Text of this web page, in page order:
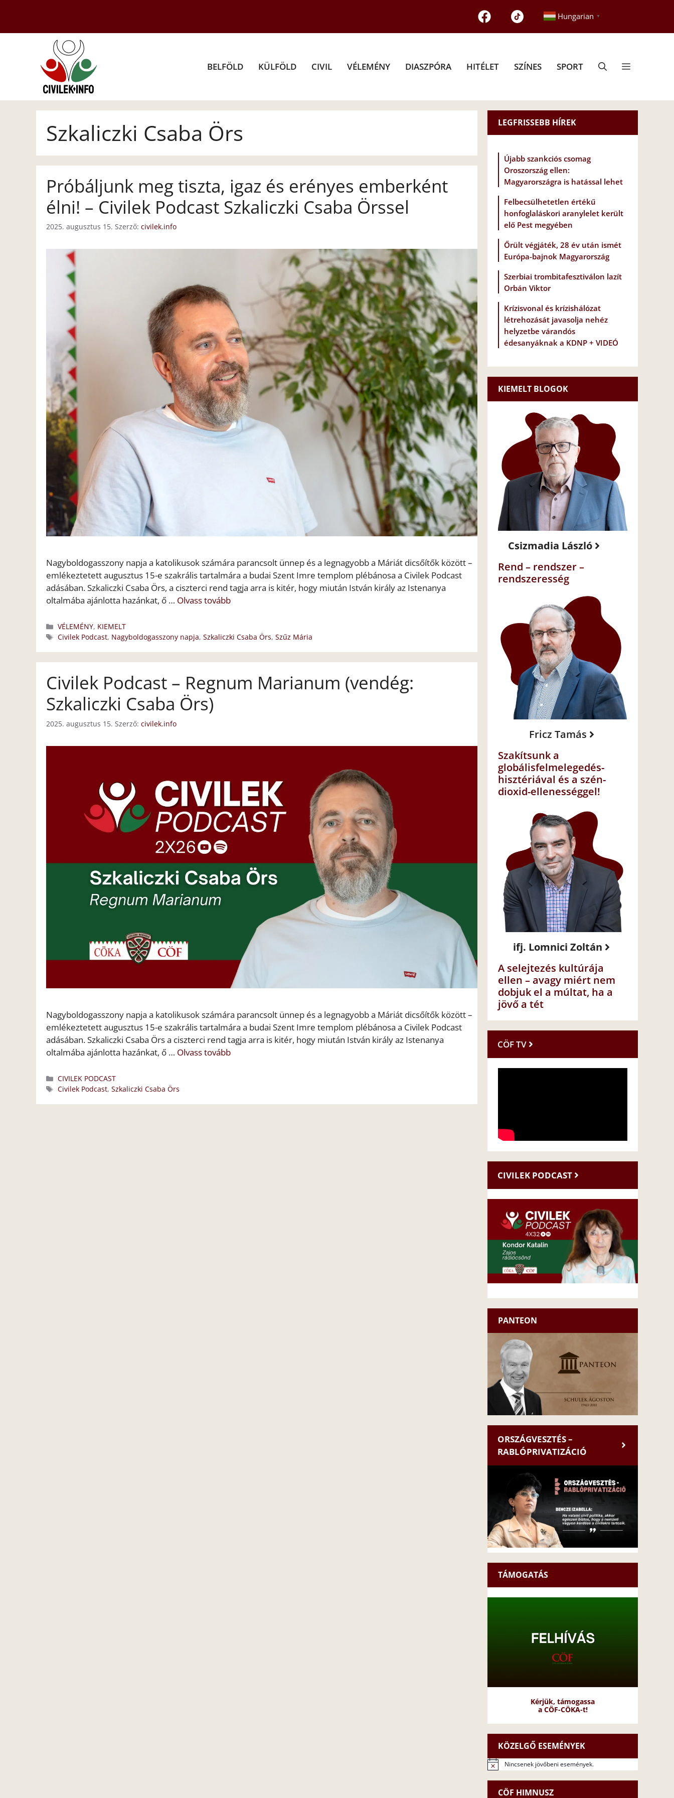
tartalomba
Hungarian ▼
BELFÖLD KÜLFÖLD CIVIL VÉLEMÉNY DIASZPÓRA HITÉLET SZÍNES SPORT
Szkaliczki Csaba Örs
Próbáljunk meg tiszta, igaz és erényes emberként
élni! – Civilek Podcast Szkaliczki Csaba Örssel
2025. augusztus 15. Szerző: civilek.info
Nagyboldogasszony napja a katolikusok számára parancsolt ünnep és a legnagyobb a Máriát dicsőítők között –
emlékeztetett augusztus 15-e szakrális tartalmára a budai Szent Imre templom plébánosa a Civilek Podcast
adásában. Szkaliczki Csaba Örs, a ciszterci rend tagja arra is kitér, hogy miután István király az Istenanya
oltalmába ajánlotta hazánkat, ő … Olvass tovább
Kategória
VÉLEMÉNY, KIEMELT
Címkék
Civilek Podcast, Nagyboldogasszony napja,Szkaliczki Csaba Örs,Szűz Mária
Civilek Podcast – Regnum Marianum (vendég:
Szkaliczki Csaba Örs)
2025. augusztus 15. Szerző: civilek.info
Nagyboldogasszony napja a katolikusok számára parancsolt ünnep és a legnagyobb a Máriát dicsőítők között –
emlékeztetett augusztus 15-e szakrális tartalmára a budai Szent Imre templom plébánosa a Civilek Podcast
adásában. Szkaliczki Csaba Örs a ciszterci rend tagja arra is kitér, hogy miután István király az Istenanya
oltalmába ajánlotta hazánkat, ő … Olvass tovább
Kategória
CIVILEK PODCAST
Címkék
Civilek Podcast,Szkaliczki Csaba Örs
LEGFRISSEBB HÍREK
Újabb szankciós csomag
Oroszország ellen:
Magyarországra is hatással lehet
Felbecsülhetetlen értékű
honfoglaláskori aranylelet került
elő Pest megyében
Őrült végjáték, 28 év után ismét
Európa-bajnok Magyarország
Szerbiai trombitafesztiválon lazít
Orbán Viktor
Krízisvonal és krízishálózat
létrehozását javasolja nehéz
helyzetbe várandós
édesanyáknak a KDNP + VIDEÓ
KIEMELT BLOGOK
Csizmadia László
Rend – rendszer –
rendszeresség
Fricz Tamás
Szakítsunk a
globálisfelmelegedés-
hisztériával és a szén-
dioxid-ellenességgel!
ifj. Lomnici Zoltán
A selejtezés kultúrája
ellen – avagy miért nem
dobjuk el a múltat, ha a
jövő a tét
CÖF TV
CIVILEK PODCAST
PANTEON
ORSZÁGVESZTÉS –
RABLÓPRIVATIZÁCIÓ
TÁMOGATÁS
Kérjük, támogassa
a CÖF-CÖKA-t!
KÖZELGŐ ESEMÉNYEK
N
t
Nincsenek jövőbeni események.
CÖF HIMNUSZ